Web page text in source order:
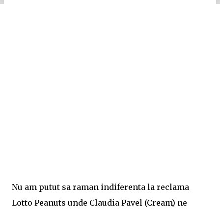
Nu am putut sa raman indiferenta la reclama
Lotto Peanuts unde Claudia Pavel (Cream) ne